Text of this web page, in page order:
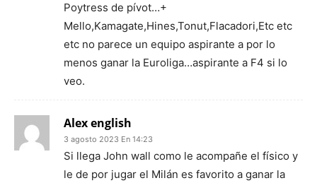
Poytress de pívot…+
Mello,Kamagate,Hines,Tonut,Flacadori,Etc etc
etc no parece un equipo aspirante a por lo
menos ganar la Euroliga…aspirante a F4 si lo
veo.
Alex english
3 agosto 2023 En 14:23
Si llega John wall como le acompañe el físico y
le de por jugar el Milán es favorito a ganar la